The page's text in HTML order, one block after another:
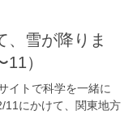
、雪が降りま
）
イトで科学を一緒に
にかけて、関東地方